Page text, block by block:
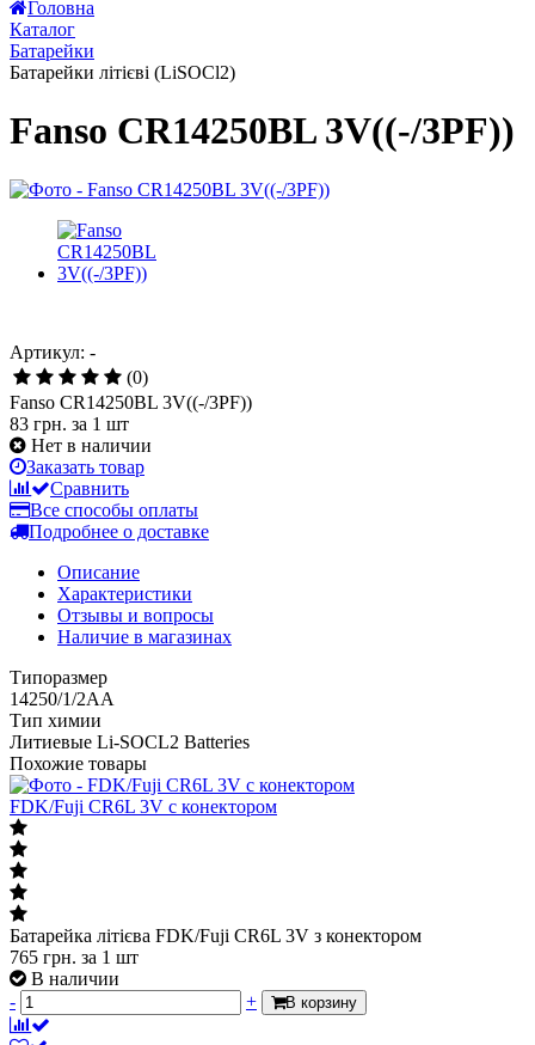
Головна
Каталог
Батарейки
Батарейки літієві (LiSOCl2)
Fanso CR14250BL 3V((-/3PF))
Артикул: -
(0)
Fanso CR14250BL 3V((-/3PF))
83 грн. за 1 шт
Нет в наличии
Заказать товар
Сравнить
Все способы оплаты
Подробнее о доставке
Описание
Характеристики
Отзывы и вопросы
Наличие в магазинах
Типоразмер
14250/1/2AA
Тип химии
Литиевые Li-SOCL2 Batteries
Похожие товары
FDK/Fuji CR6L 3V с конектором
Батарейка літієва FDK/Fuji CR6L 3V з конектором
765 грн. за 1 шт
В наличии
-
+ В корзину